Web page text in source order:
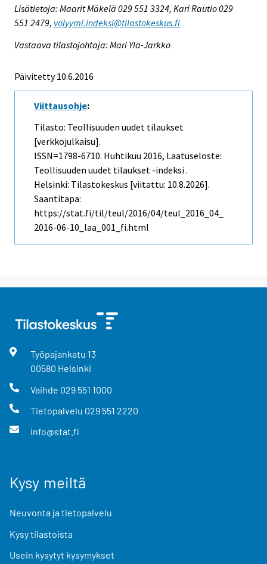
Lisätietoja: Maarit Mäkelä 029 551 3324, Kari Rautio 029
551 2479, volyymi.indeksi@tilastokeskus.fi
Vastaava tilastojohtaja: Mari Ylä-Jarkko
Päivitetty 10.6.2016
Viittausohje:
Tilasto: Teollisuuden uudet tilaukset
[verkkojulkaisu].
ISSN=1798-6710. Huhtikuu 2016, Laatuseloste:
Teollisuuden uudet tilaukset -indeksi .
Helsinki: Tilastokeskus [viitattu: 10.8.2026].
Saantitapa:
https://stat.fi/til/teul/2016/04/teul_2016_04_
2016-06-10_laa_001_fi.html
Työpajankatu 13
00580 Helsinki
Vaihde 029 551 1000
Tietopalvelu 029 551 2220
info@stat.fi
Kysy meiltä
Neuvonta ja tietopalvelu
Kysy tilastoista
Usein kysytyt kysymykset